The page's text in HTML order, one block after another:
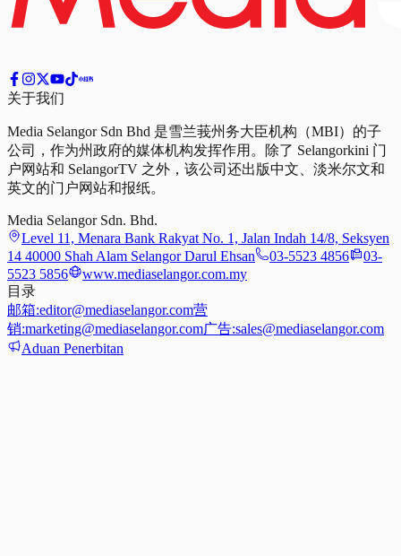
关于我们
Media Selangor Sdn Bhd 是雪兰莪州务大臣机构（MBI）的子
公司，作为州政府的媒体机构发挥作用。除了 Selangorkini 门
户网站和 SelangorTV 之外，该公司还出版中文、淡米尔文和
英文的门户网站和报纸。
Media Selangor Sdn. Bhd.
Level 11, Menara Bank Rakyat No. 1, Jalan Indah 14/8, Seksyen
14 40000 Shah Alam Selangor Darul Ehsan
03-5523 4856
03-
5523 5856
www.mediaselangor.com.my
目录
邮箱:editor@mediaselangor.com营
销:marketing@mediaselangor.com广告:sales@mediaselangor.com
Aduan Penerbitan